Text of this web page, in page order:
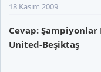
18 Kasım 2009
Cevap:
United-Beşiktaş